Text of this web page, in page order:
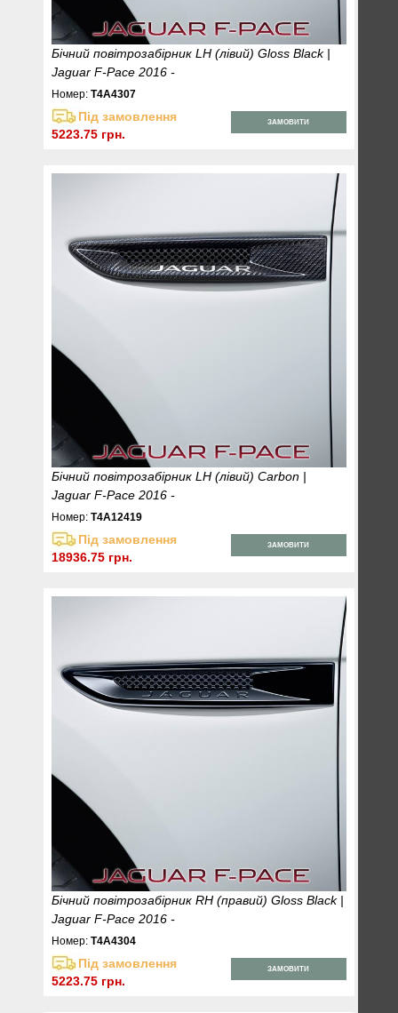
Бічний повітрозабірник LH (лівий) Gloss Black |
Jaguar F-Pace 2016 -
Номер:T4A4307
Під замовлення
5223.75 грн.
ЗАМОВИТИ
Бічний повітрозабірник LH (лівий) Carbon |
Jaguar F-Pace 2016 -
Номер:T4A12419
Під замовлення
18936.75 грн.
ЗАМОВИТИ
Бічний повітрозабірник RH (правий) Gloss Black |
Jaguar F-Pace 2016 -
Номер:T4A4304
Під замовлення
5223.75 грн.
ЗАМОВИТИ